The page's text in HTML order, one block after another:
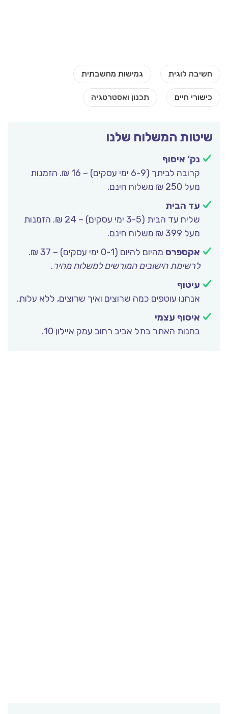
שיטות המשלוח שלנו
נק’ איסוף
קרובה לביתך (6-9 ימי עסקים) – 16 ₪. הזמנות
מעל 250 ₪ משלוח חינם.
עד הבית
שליח עד הבית (3-5 ימי עסקים) – 24 ₪. הזמנות
מעל 399 ₪ משלוח חינם.
אקספרס מהיום להיום (0-1 ימי עסקים) – 37 ₪.
לרשימת הישובים המורשים למשלוח מהיר.
עיטוף
אנחנו עוטפים כמה שרוצים ואיך שרוצים, ללא עלות.
איסוף עצמי
בחנות האתר בתל אביב רחוב עמק איילון 10.